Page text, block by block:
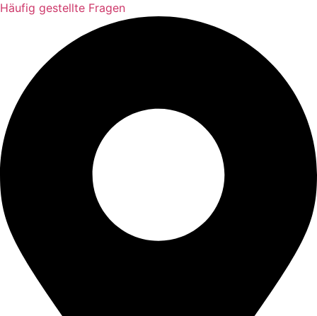
Häufig gestellte Fragen